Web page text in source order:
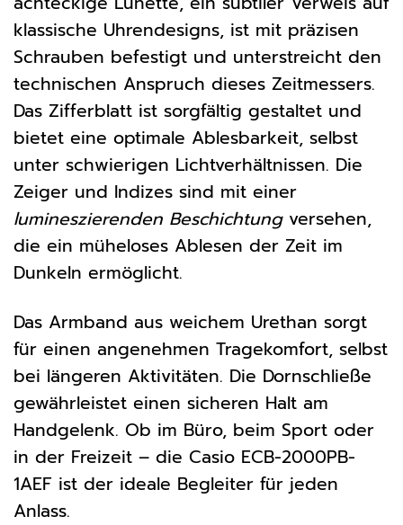
klassische Uhrendesigns, ist mit präzisen
Schrauben befestigt und unterstreicht den
technischen Anspruch dieses Zeitmessers.
Das Zifferblatt ist sorgfältig gestaltet und
bietet eine optimale Ablesbarkeit, selbst
unter schwierigen Lichtverhältnissen. Die
Zeiger und Indizes sind mit einer
lumineszierenden Beschichtungversehen,
die ein müheloses Ablesen der Zeit im
Dunkeln ermöglicht.
Das Armband aus weichem Urethan sorgt
für einen angenehmen Tragekomfort, selbst
bei längeren Aktivitäten. Die Dornschließe
gewährleistet einen sicheren Halt am
Handgelenk. Ob im Büro, beim Sport oder
in der Freizeit – die Casio ECB-2000PB-
1AEF ist der ideale Begleiter für jeden
Anlass.